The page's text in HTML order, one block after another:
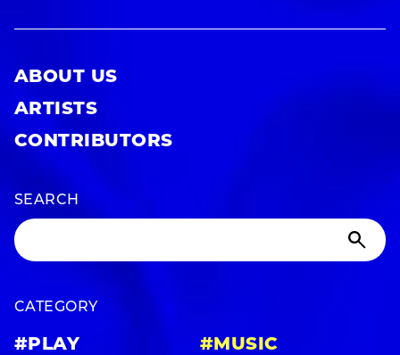
ABOUT US
ARTISTS
CONTRIBUTORS
SEARCH
CATEGORY
#PLAY
#MUSIC